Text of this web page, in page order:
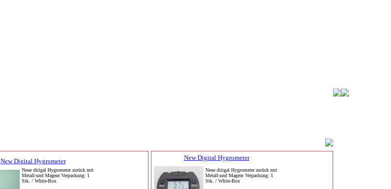
New Digital Hygrometer
Neue ditigal Hygrometer zurück mit
Metall-und Magent Verpackung: 1
Stk. / White-Box
New Digital Hygrometer
Neue ditigal Hygrometer zurück mit
Metall-und Magent Verpackung: 1
Stk. / White-Box